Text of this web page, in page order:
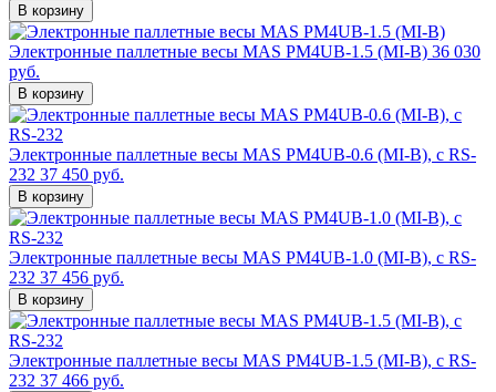
В корзину
Электронные паллетные весы MAS PM4UB-1.5 (MI-B) 36 030
руб.
В корзину
Электронные паллетные весы MAS PM4UB-0.6 (MI-B), с RS-
232 37 450 руб.
В корзину
Электронные паллетные весы MAS PM4UB-1.0 (MI-B), с RS-
232 37 456 руб.
В корзину
Электронные паллетные весы MAS PM4UB-1.5 (MI-B), с RS-
232 37 466 руб.